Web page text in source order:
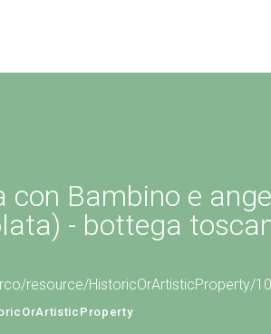
con Bambino e
- bottega
resource/HistoricOrArtisticProperty/